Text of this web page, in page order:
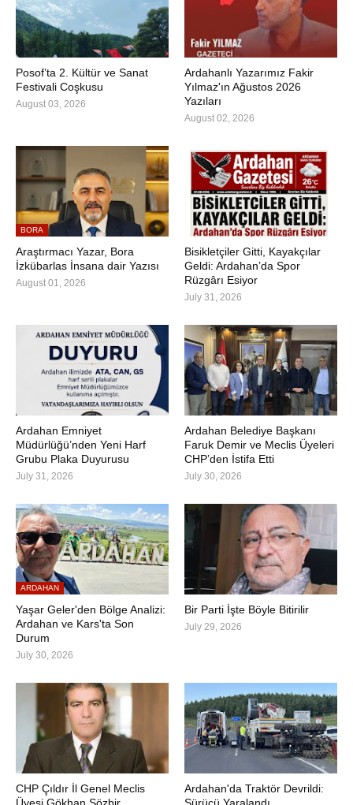
Posof’ta 2. Kültür ve Sanat
Festivali Coşkusu
August 03, 2026
Ardahanlı Yazarımız Fakir
Yılmaz'ın Ağustos 2026
Yazıları
August 02, 2026
BORA
Araştırmacı Yazar, Bora
İzkübarlas İnsana dair Yazısı
August 01, 2026
Bisikletçiler Gitti, Kayakçılar
Geldi: Ardahan’da Spor
Rüzgârı Esiyor
July 31, 2026
Ardahan Emniyet
Müdürlüğü’nden Yeni Harf
Grubu Plaka Duyurusu
July 31, 2026
Ardahan Belediye Başkanı
Faruk Demir ve Meclis Üyeleri
CHP’den İstifa Etti
July 30, 2026
ARDAHAN
Yaşar Geler'den Bölge Analizi:
Ardahan ve Kars'ta Son
Durum
July 30, 2026
Bir Parti İşte Böyle Bitirilir
July 29, 2026
CHP Çıldır İl Genel Meclis
Ardahan'da Traktör Devrildi: